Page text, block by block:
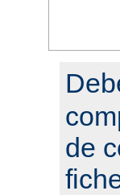
de